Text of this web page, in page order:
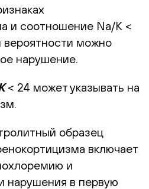
и соотношение Na/K <
вероятности можно
нарушение.
< 24 может указывать на
образец
включает
и
нарушения в первую